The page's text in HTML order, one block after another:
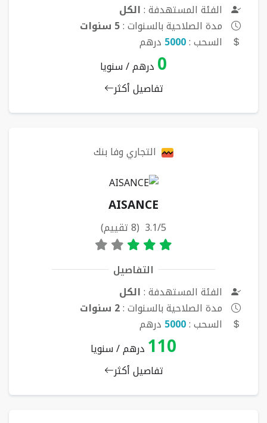
الفئة المستهدفة :الكل
مدة الصلاحية بالسنوات :5 سنوات
السحب :5000 درهم
0 درهم / سنويا
تفاصيل أكثر
التجاري وفا بنك
AISANCE
3.1/5 (8 تقييم)
التفاصيل
الفئة المستهدفة :الكل
مدة الصلاحية بالسنوات :2 سنوات
السحب :5000 درهم
110 درهم / سنويا
تفاصيل أكثر